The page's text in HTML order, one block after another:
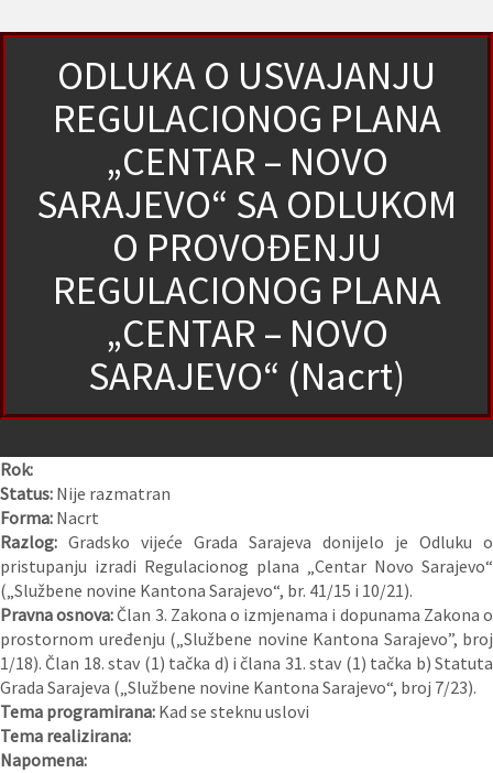
ODLUKA O USVAJANJU
REGULACIONOG PLANA
„CENTAR – NOVO
SARAJEVO“ SA ODLUKOM
O PROVOĐENJU
REGULACIONOG PLANA
„CENTAR – NOVO
SARAJEVO“ (Nacrt)
Rok:
Status: Nije razmatran
Forma: Nacrt
Razlog: Gradsko vijeće Grada Sarajeva donijelo je Odluku o
pristupanju izradi Regulacionog plana „Centar Novo Sarajevo“
(„Službene novine Kantona Sarajevo“, br. 41/15 i 10/21).
Pravna osnova:Član 3. Zakona o izmjenama i dopunama Zakona o
prostornom uređenju („Službene novine Kantona Sarajevo”, broj
1/18). Član 18. stav (1) tačka d) i člana 31. stav (1) tačka b) Statuta
Grada Sarajeva („Službene novine Kantona Sarajevo“, broj 7/23).
Tema programirana: Kad se steknu uslovi
Tema realizirana:
Napomena: